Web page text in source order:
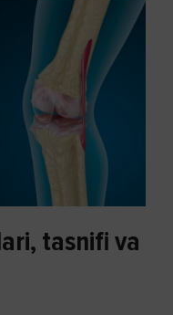
tasnifi va